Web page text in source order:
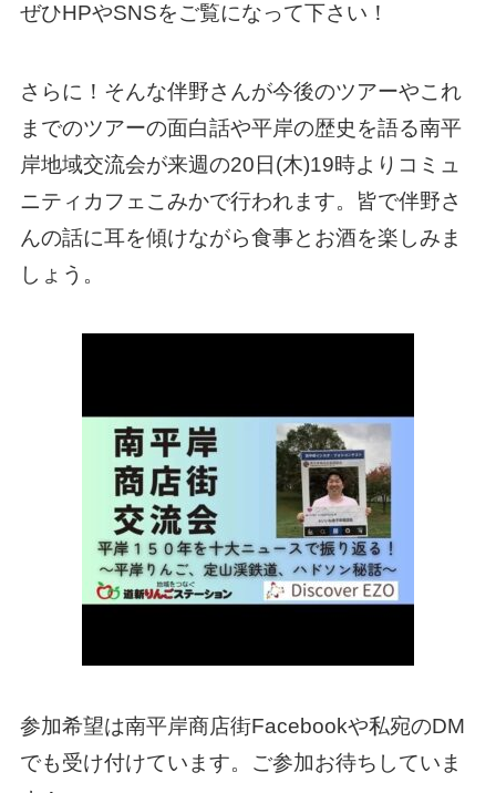
ぜひHPやSNSをご覧になって下さい！
さらに！そんな伴野さんが今後のツアーやこれ
までのツアーの面白話や平岸の歴史を語る南平
岸地域交流会が来週の20日(木)19時よりコミュ
ニティカフェこみかで行われます。皆で伴野さ
んの話に耳を傾けながら食事とお酒を楽しみま
しょう。
参加希望は南平岸商店街Facebookや私宛のDM
でも受け付けています。ご参加お待ちしていま